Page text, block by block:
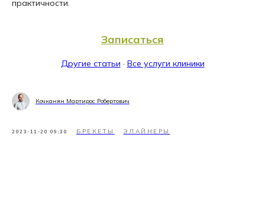
практичности.
Записаться
Другие статьи · Все услуги клиники
Кочканян Мартирос Робертович
2023-11-20 09:30 БРЕКЕТЫ ЭЛАЙНЕРЫ